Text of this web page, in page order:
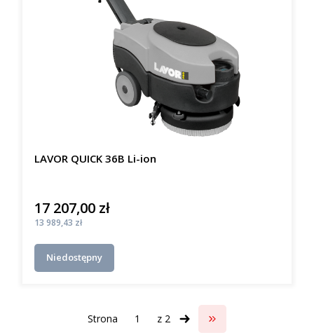
LAVOR QUICK 36B Li-ion
Cena
17 207,00 zł
Cena
13 989,43 zł
Niedostępny
Strona z 2 Przejdź do ostatniej